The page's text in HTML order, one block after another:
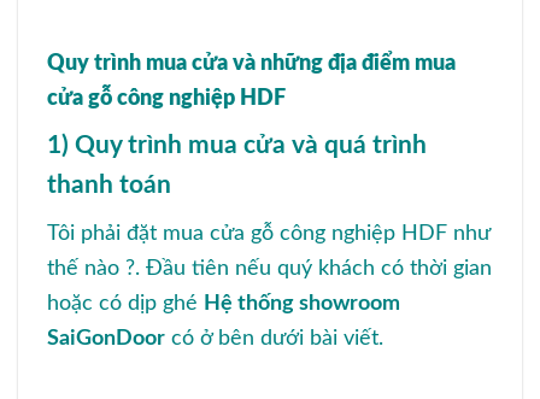
Quy trình mua cửa và những địa điểm mua
cửa gỗ công nghiệp HDF
1) Quy trình mua cửa và quá trình
thanh toán
Tôi phải đặt mua cửa gỗ công nghiệp HDF như
thế nào ?. Đầu tiên nếu quý khách có thời gian
hoặc có dịp ghé Hệ thống showroom
SaiGonDoor có ở bên dưới bài viết.